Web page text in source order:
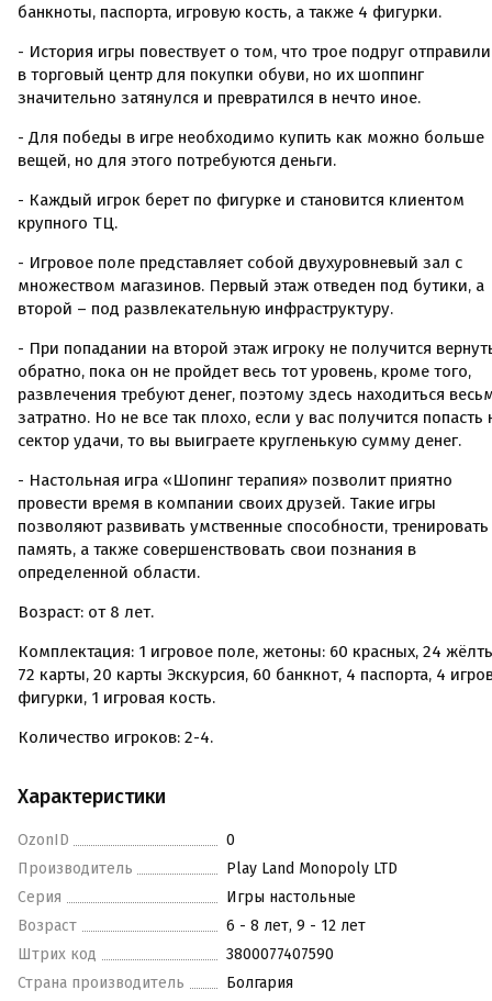
банкноты, паспорта, игровую кость, а также 4 фигурки.
- История игры повествует о том, что трое подруг
в торговый центр для покупки обуви, но их шоппинг
значительно затянулся и превратился в нечто иное.
- Для победы в игре необходимо купить как можно больше
вещей, но для этого потребуются деньги.
- Каждый игрок берет по фигурке и становится клиентом
крупного ТЦ.
- Игровое поле представляет собой двухуровневый зал с
множеством магазинов. Первый этаж отведен под бутики, а
второй – под развлекательную инфраструктуру.
- При попадании на второй этаж игроку не получится
обратно, пока он не пройдет весь тот уровень, кроме того,
развлечения требуют денег, поэтому здесь находиться
затратно. Но не все так плохо, если у вас получится попасть
сектор удачи, то вы выиграете кругленькую сумму денег.
- Настольная игра «Шопинг терапия» позволит приятно
провести время в компании своих друзей. Такие игры
позволяют развивать умственные способности, тренировать
память, а также совершенствовать свои познания в
определенной области.
Возраст: от 8 лет.
Комплектация: 1 игровое поле, жетоны: 60 красных, 24
72 карты, 20 карты Экскурсия, 60 банкнот, 4 паспорта, 4
фигурки, 1 игровая кость.
Количество игроков: 2-4.
Характеристики
OzonID
0
Производитель
Play Land Monopoly LTD
Серия
Игры настольные
Возраст
6 - 8 лет, 9 - 12 лет
Штрих код
3800077407590
Страна производитель
Болгария